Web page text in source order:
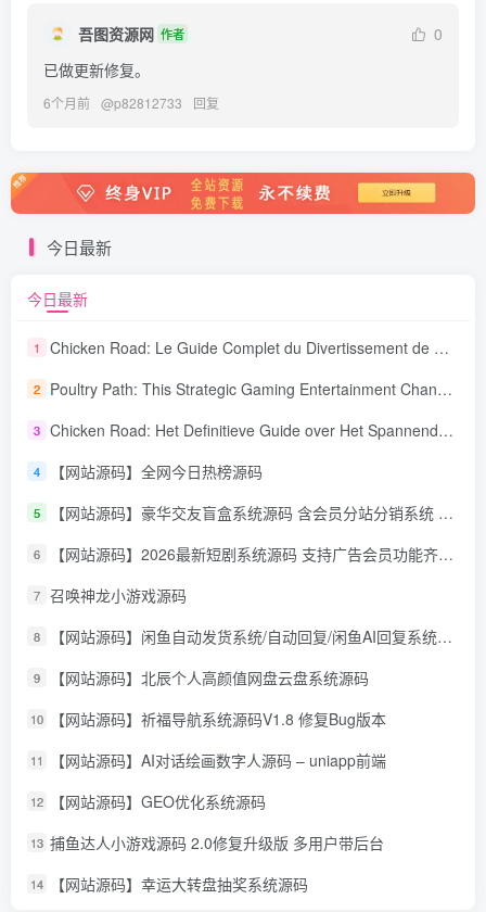
吾图资源网 作者
0
已做更新修复。
6个月前 @p82812733 回复
今日最新
今日最新
1 Chicken Road: Le Guide Complet du Divertissement de Maison de Jeu Stratégique
2 Poultry Path: This Strategic Gaming Entertainment Changing Sequence Forecasting
3 Chicken Road: Het Definitieve Guide over Het Spannende Gokspel
4 【网站源码】全网今日热榜源码
5 【网站源码】豪华交友盲盒系统源码 含会员分站分销系统 可易支付
6 【网站源码】2026最新短剧系统源码 支持广告会员功能齐全短剧源码
7 召唤神龙小游戏源码
8 【网站源码】闲鱼自动发货系统/自动回复/闲鱼AI回复系统源码
9 【网站源码】北辰个人高颜值网盘云盘系统源码
10 【网站源码】祈福导航系统源码V1.8 修复Bug版本
11 【网站源码】AI对话绘画数字人源码 – uniapp前端
12 【网站源码】GEO优化系统源码
13 捕鱼达人小游戏源码 2.0修复升级版 多用户带后台
14 【网站源码】幸运大转盘抽奖系统源码